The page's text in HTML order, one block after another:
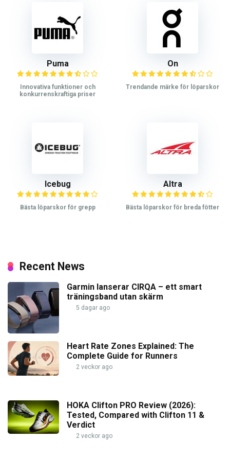
Puma
Innovativa funktioner och
konkurrenskraftiga priser
On
Trendande märke för löparskor
Icebug
Bästa löparskor för grepp
Altra
Bästa löparskor för breda fötter
Recent News
Garmin lanserar CIRQA – ett smart
träningsband utan skärm
5 dagar ago
Heart Rate Zones Explained: The
Complete Guide for Runners
2 veckor ago
HOKA Clifton PRO Review (2026):
Tested, Compared with Clifton 11 &
Verdict
2 veckor ago